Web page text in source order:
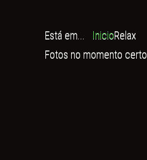
Está em... InicioRelax
Fotos no momento certo